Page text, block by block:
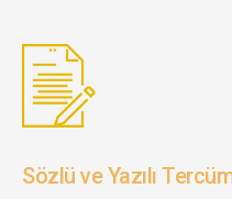
Sözlü ve Yazılı